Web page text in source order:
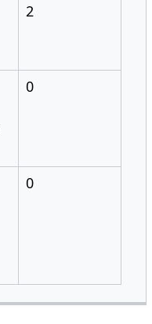
2
0
0